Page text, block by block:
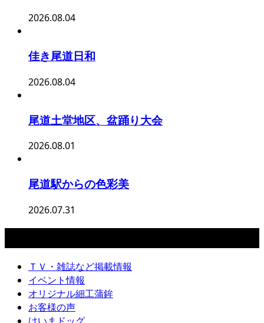
2026.08.04
佳き尾道日和
2026.08.04
尾道土堂地区、盆踊り大会
2026.08.01
尾道駅からの色彩美
2026.07.31
ＴＶ・雑誌など掲載情報
イベント情報
オリジナル細工蒲鉾
お客様の声
けいまドッグ